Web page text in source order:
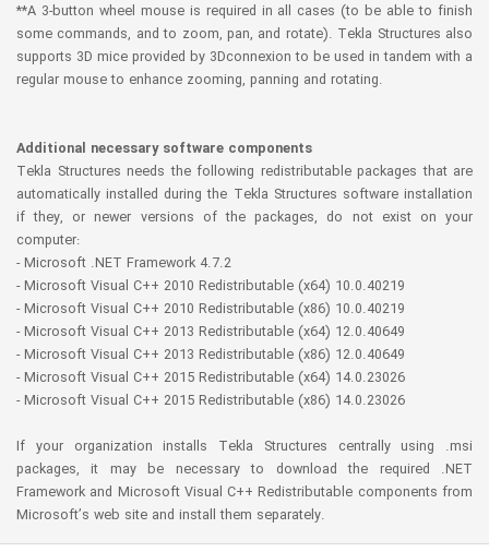
**A 3-button wheel mouse is required in all cases (to be able to finish
some commands, and to zoom, pan, and rotate). Tekla Structures also
supports 3D mice provided by 3Dconnexion to be used in tandem with a
regular mouse to enhance zooming, panning and rotating.
Additional necessary software components
Tekla Structures needs the following redistributable packages that are
automatically installed during the Tekla Structures software installation
if they, or newer versions of the packages, do not exist on your
computer:
- Microsoft .NET Framework 4.7.2
- Microsoft Visual C++ 2010 Redistributable (x64) 10.0.40219
- Microsoft Visual C++ 2010 Redistributable (x86) 10.0.40219
- Microsoft Visual C++ 2013 Redistributable (x64) 12.0.40649
- Microsoft Visual C++ 2013 Redistributable (x86) 12.0.40649
- Microsoft Visual C++ 2015 Redistributable (x64) 14.0.23026
- Microsoft Visual C++ 2015 Redistributable (x86) 14.0.23026
If your organization installs Tekla Structures centrally using .msi
packages, it may be necessary to download the required .NET
Framework and Microsoft Visual C++ Redistributable components from
Microsoft’s web site and install them separately.